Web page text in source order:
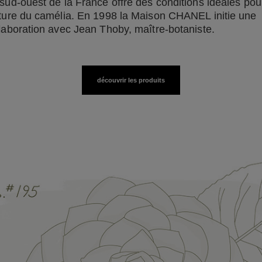
ouest de la France offre des conditions idéales
du camélia. En 1998 la Maison CHANEL initie une
avec Jean Thoby, maître-botaniste.
découvrir les produits